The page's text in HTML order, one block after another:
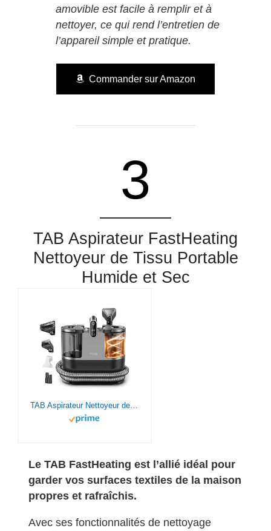
amovible est facile à remplir et à
nettoyer, ce qui rend l’entretien de
l’appareil simple et pratique.
Commander sur Amazon
3
TAB Aspirateur FastHeating
Nettoyeur de Tissu Portable
Humide et Sec
Le TAB FastHeating est l’allié idéal pour
garder vos surfaces textiles de la maison
propres et rafraîchis.
Avec ses fonctionnalités de nettoyage